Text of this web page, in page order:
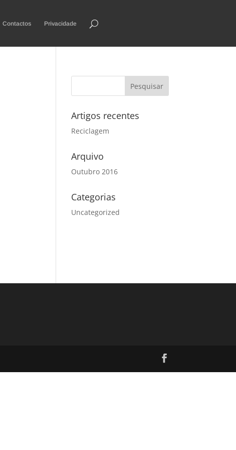
Contactos Privacidade
Artigos recentes
Reciclagem
Arquivo
Outubro 2016
Categorias
Uncategorized